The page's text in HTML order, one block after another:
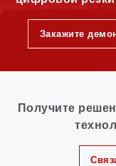
Закажите
Получите